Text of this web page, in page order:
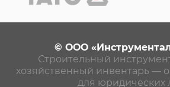
© ООО
Строительный
хозяйственный инвентарь —
для юридических